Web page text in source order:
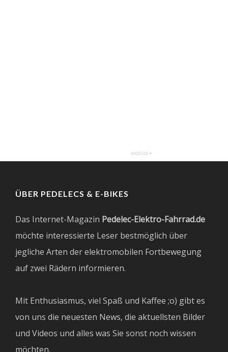
ÜBER PEDELECS & E-BIKES
Das Internet-Magazin Pedelec-Elektro-Fahrrad.de
möchte interessierte Leser bestmöglich über
jegliche Arten der elektromobilen Fortbewegung
auf zwei Rädern informieren.
Mit Enthusiasmus, viel Spaß und Kaffee ;o) gibt es
von uns die neuesten News, die aktuellsten Bilder
und Videos und alles was Sie sonst noch wissen
möchten.